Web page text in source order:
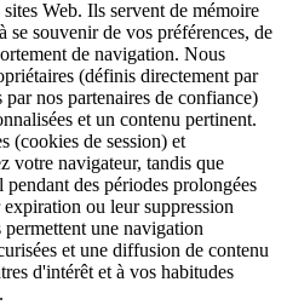
Web. Ils servent de mémoire
se souvenir de vos préférences, de
de navigation. Nous
(définis directement par
nos partenaires de confiance)
et un contenu pertinent.
(cookies de session) et
votre navigateur, tandis que
des périodes prolongées
ou leur suppression
une navigation
et une diffusion de contenu
d'intérêt et à vos habitudes